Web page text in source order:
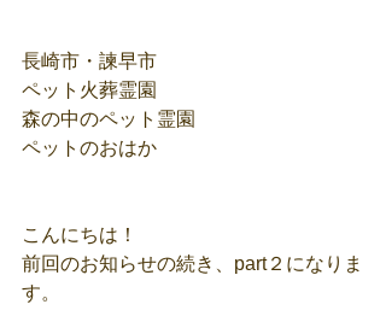
長崎市・諫早市
ペット火葬霊園
森の中のペット霊園
ペットのおはか
こんにちは！
前回のお知らせの続き、part２になりま
す。